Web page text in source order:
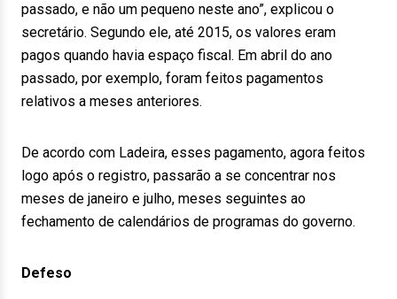
passado, e não um pequeno neste ano”, explicou o
secretário. Segundo ele, até 2015, os valores eram
pagos quando havia espaço fiscal. Em abril do ano
passado, por exemplo, foram feitos pagamentos
relativos a meses anteriores.
De acordo com Ladeira, esses pagamento, agora feitos
logo após o registro, passarão a se concentrar nos
meses de janeiro e julho, meses seguintes ao
fechamento de calendários de programas do governo.
Defeso